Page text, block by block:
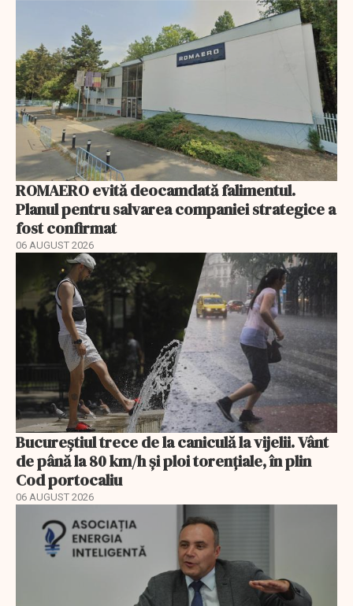
ROMAERO evită deocamdată falimentul.
Planul pentru salvarea companiei strategice a
fost confirmat
06 AUGUST 2026
Bucureștiul trece de la caniculă la vijelii. Vânt
de până la 80 km/h și ploi torențiale, în plin
Cod portocaliu
06 AUGUST 2026